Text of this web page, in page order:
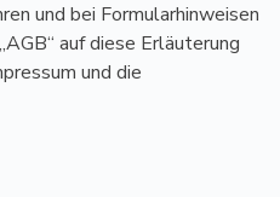
und bei Formularhinweisen
auf diese Erläuterung
und die